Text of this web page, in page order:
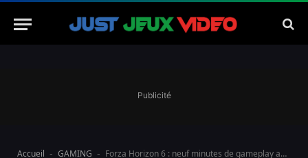
Publicité
Accueil - GAMING - Forza Horizon 6 : neuf minutes de gameplay au cœur du Japon avant la sortie de mai